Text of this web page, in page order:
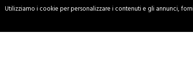
HOME
Utilizziamo i cookie per personalizzare i contenuti e gli annunci,